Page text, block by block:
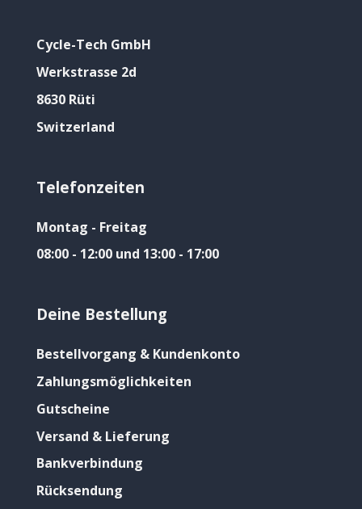
Cycle-Tech GmbH
Werkstrasse 2d
8630 Rüti
Switzerland
Telefonzeiten
Montag - Freitag
08:00 - 12:00 und 13:00 - 17:00
Deine Bestellung
Bestellvorgang & Kundenkonto
Zahlungsmöglichkeiten
Gutscheine
Versand & Lieferung
Bankverbindung
Rücksendung